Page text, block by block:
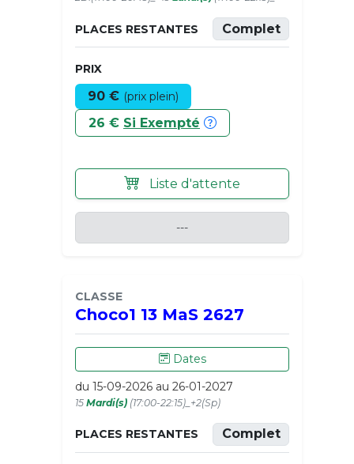
PLACES RESTANTES Complet
PRIX
90 € (prix plein)
26 € Si Exempté
Liste d'attente
---
CLASSE
Choco1 13 MaS 2627
Dates
du 15-09-2026 au 26-01-2027
15 Mardi(s) (17:00-22:15)_+2(Sp)
PLACES RESTANTES Complet